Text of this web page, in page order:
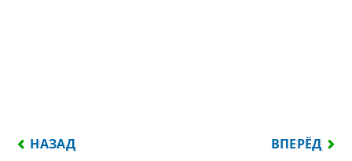
ПРЕДЫДУЩИЙ: ЦВЕТЫ ДОЛЖНЫ БЫТЬ БЕЗ
НАЗАД ВПЕРЁД